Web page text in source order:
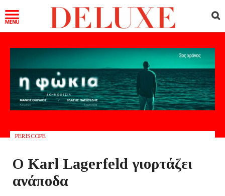
PERISCOPE
Ο Karl Lagerfeld γιορτάζει
ανάποδα